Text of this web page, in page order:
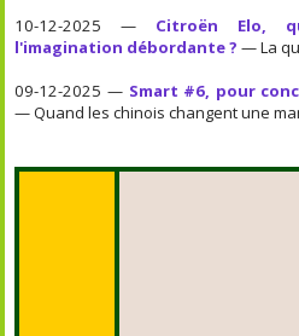
10-12-2025 — Citroën Elo,
l'imagination débordante ? — La
09-12-2025 — Smart #6, pour
— Quand les chinois changent une